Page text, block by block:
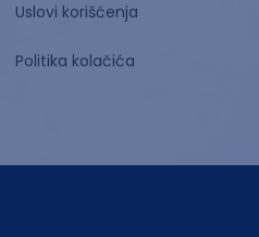
Uslovi korišćenja
Politika kolačića